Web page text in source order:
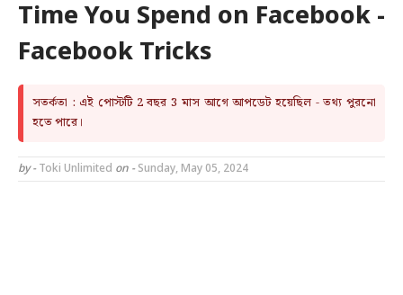
Time You Spend on Facebook -
Facebook Tricks
সতর্কতা : এই পোস্টটি 2 বছর 3 মাস আগে আপডেট হয়েছিল - তথ্য পুরনো
হতে পারে।
by - Toki Unlimited on -Sunday, May 05, 2024